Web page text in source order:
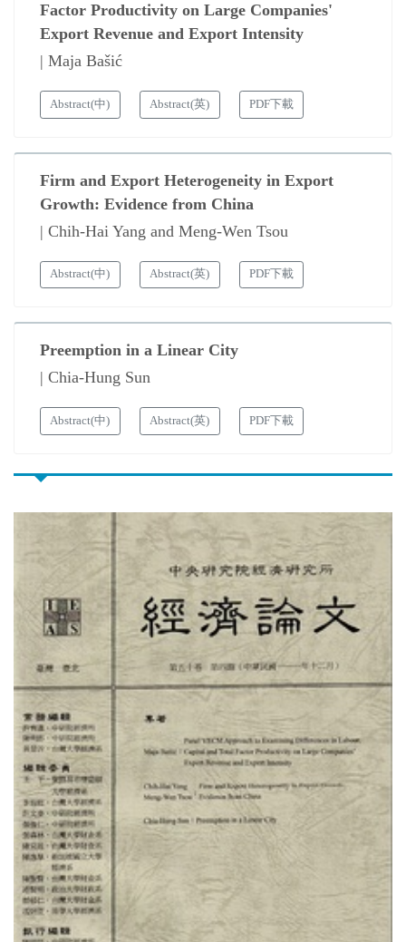
Factor Productivity on Large Companies'
Export Revenue and Export Intensity
| Maja Bašić
Abstract(中) Abstract(英) PDF下載
Firm and Export Heterogeneity in Export
Growth: Evidence from China
| Chih-Hai Yang and Meng-Wen Tsou
Abstract(中) Abstract(英) PDF下載
Preemption in a Linear City
| Chia-Hung Sun
Abstract(中) Abstract(英) PDF下載